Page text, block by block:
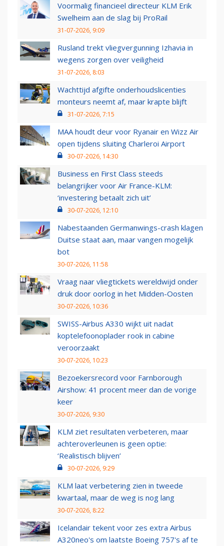
Voormalig financieel directeur KLM Erik
Swelheim aan de slag bij ProRail
31-07-2026, 9:09
Rusland trekt vliegvergunning Izhavia in
wegens zorgen over veiligheid
31-07-2026, 8:03
Wachttijd afgifte onderhoudslicenties
monteurs neemt af, maar krapte blijft
31-07-2026, 7:15
MAA houdt deur voor Ryanair en Wizz Air
open tijdens sluiting Charleroi Airport
30-07-2026, 14:30
Business en First Class steeds
belangrijker voor Air France-KLM:
‘investering betaalt zich uit’
30-07-2026, 12:10
Nabestaanden Germanwings-crash klagen
Duitse staat aan, maar vangen mogelijk
bot
30-07-2026, 11:58
Vraag naar vliegtickets wereldwijd onder
druk door oorlog in het Midden-Oosten
30-07-2026, 10:36
SWISS-Airbus A330 wijkt uit nadat
koptelefoonoplader rook in cabine
veroorzaakt
30-07-2026, 10:23
Bezoekersrecord voor Farnborough
Airshow: 41 procent meer dan de vorige
keer
30-07-2026, 9:30
KLM ziet resultaten verbeteren, maar
achteroverleunen is geen optie:
‘Realistisch blijven’
30-07-2026, 9:29
KLM laat verbetering zien in tweede
kwartaal, maar de weg is nog lang
30-07-2026, 8:22
Icelandair tekent voor zes extra Airbus
A320neo's om laatste Boeing 757's af te